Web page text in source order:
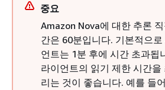
중요
Amazon Nova에 대한 추론
간은 60분입니다. 기본적으로
언트는 1분 후에 시간 초과됩
라이언트의 읽기 제한 시간을
리는 것이 좋습니다. 예를 들